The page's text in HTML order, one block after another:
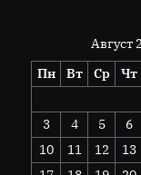
Август
Пн
Вт Ср Чт
3
4 5 6
10
11 12 13